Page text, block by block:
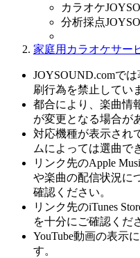
カラオケ
分析採点
家庭用カラオケサー
JOYSOUND.comで
刷行為を禁止してい
都合により、楽曲情
が変更となる場合が
対応機種が表示され
ムによっては選曲で
リンク先のApple
や楽曲の配信状況に
確認ください。
リンク先のiTunes
を十分にご確認くだ
YouTube動画の表示
す。